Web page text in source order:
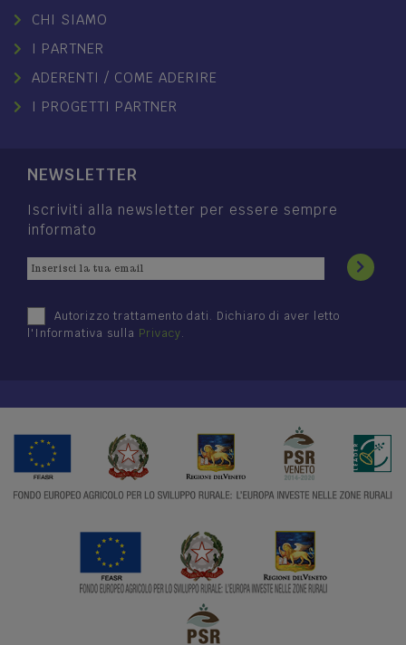
CHI SIAMO
I PARTNER
ADERENTI / COME ADERIRE
I PROGETTI PARTNER
NEWSLETTER
Iscriviti alla newsletter per essere sempre
informato
Autorizzo trattamento dati. Dichiaro di aver letto
l'Informativa sulla Privacy.